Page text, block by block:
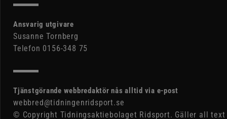
Ansvarig utgivare
Susanne Tornberg
Telefon 0156-348 75
Tjänstgörande webbredaktör nås alltid via e-post
webbred@tidningenridsport.se
© Copyright Tidningsaktiebolaget Ridsport. Gäller all text